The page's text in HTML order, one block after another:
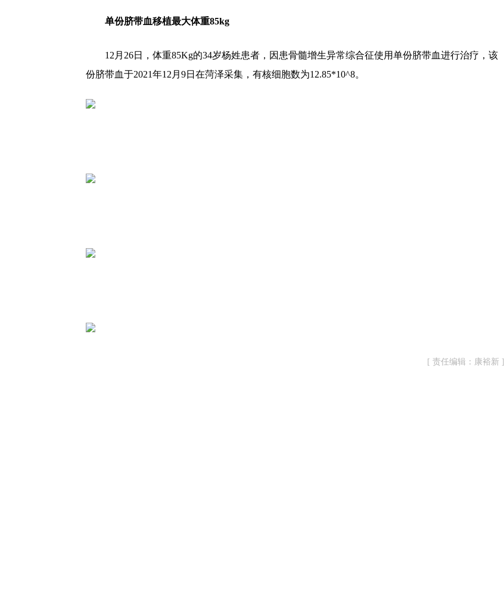
单份脐带血移植最大体重85kg
12月26日，体重85Kg的34岁杨姓患者，因患骨髓增生异常综合征使用单份脐带血进行治疗，该
份脐带血于2021年12月9日在菏泽采集，有核细胞数为12.85*10^8。
[ 责任编辑：康裕新 ]